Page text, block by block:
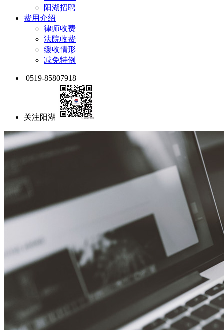
阳湖招聘
费用介绍
律师收费
法院收费
缓收情形
减免特例
0519-85807918
关注阳湖